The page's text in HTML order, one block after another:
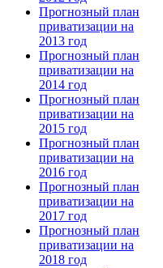
Прогнозный план
приватизации на
2013 год
Прогнозный план
приватизации на
2014 год
Прогнозный план
приватизации на
2015 год
Прогнозный план
приватизации на
2016 год
Прогнозный план
приватизации на
2017 год
Прогнозный план
приватизации на
2018 год